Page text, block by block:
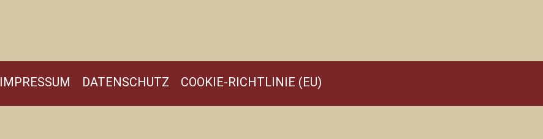
IMPRESSUM DATENSCHUTZ COOKIE-RICHTLINIE (EU)